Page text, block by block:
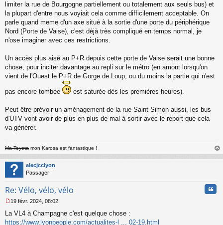
limiter la rue de Bourgogne partiellement ou totalement aux seuls bus) et
la plupart d'entre nous voyiait cela comme difficilement acceptable. On
parle quand meme d'un axe situé à la sortie d'une porte du périphérique
Nord (Porte de Vaise), c'est déjà très compliqué en temps normal, je
n'ose imaginer avec ces restrictions.
Un accès plus aisé au P+R depuis cette porte de Vaise serait une bonne
chose, pour inciter davantage au repli sur le métro (en amont lorsqu'on
vient de l'Ouest le P+R de Gorge de Loup, ou du moins la partie qui n'est
pas encore tombée est saturée dès les premières heures).
Peut être prévoir un aménagement de la rue Saint Simon aussi, les bus
d'UTV vont avoir de plus en plus de mal à sortir avec le report que cela
va générer.
Ma Toyota mon Karosa est fantastique !
au
alecjcclyon
Passager
Re: Vélo, vélo, vélo
e
s
19 févr. 2024, 08:02
La VL4 à Champagne c'est quelque chose :
https://www.lyonpeople.com/actualites-l ... 02-19.html